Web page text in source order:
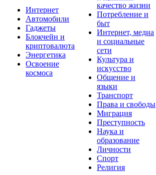
Интернет
Автомобили
Гаджеты
Блокчейн и
криптовалюта
Энергетика
Освоение
космоса
качество жизни
Потребление и
быт
Интернет, медиа
и социальные
сети
Культура и
искусство
Общение и
языки
Транспорт
Права и свободы
Миграция
Преступность
Наука и
образование
Личности
Спорт
Религия